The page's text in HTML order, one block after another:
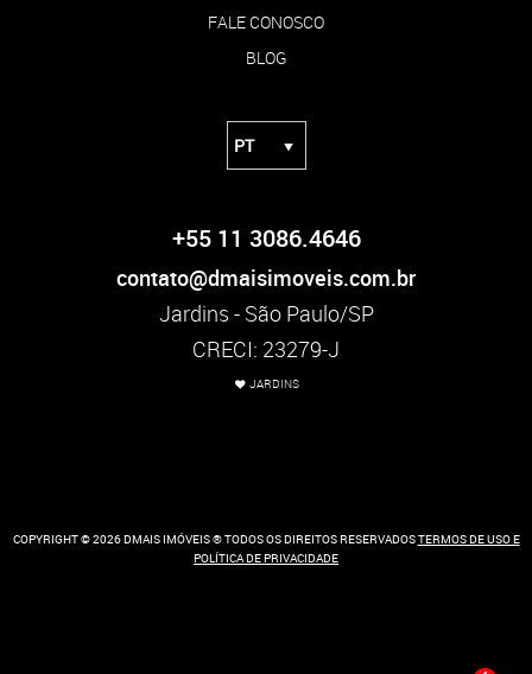
FALE CONOSCO
BLOG
+55 11 3086.4646
contato@dmaisimoveis.com.br
Jardins - São Paulo/SP
CRECI: 23279-J
JARDINS
COPYRIGHT © 2026 DMAIS IMÓVEIS ® TODOS OS DIREITOS RESERVADOSTERMOS DE USO E
POLÍTICA DE PRIVACIDADE